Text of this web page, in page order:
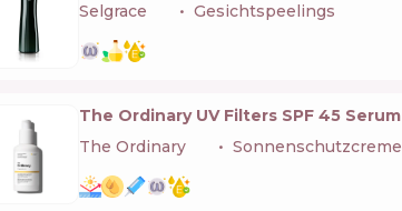
Selgrace
Gesichtspeelings
The Ordinary UV Filters SPF 45 Serum
The Ordinary
Sonnenschutzcreme